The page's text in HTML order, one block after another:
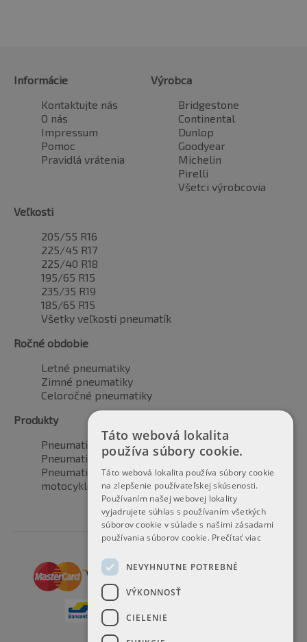
Informácie
Kontaktujte nás
O nás
Impressum
Pomoc
Pravidlá vrátenia
Výrobca
Bridgestone
Continental
Dunlop
Goodyear
Michelin
Pirelli
Všetci výrobcovia
Veľkosti
205/55 R16
225/45 R17
225/40 R18
195/65 R15
235/35 R19
185/65 R15
Všetky veľkosti pneumatík
Ročné obdobie
Letné pneumatiky
Zimné pneumatiky
Celoročné pneumatiky
Produkty
Pneumatiky pre automobily
Pneumatiky pre SUV / 4x4
Pneumatiky pre dodávku
motocyklové pneumatiky
Táto webová lokalita
používa súbory cookie.
Táto webová lokalita používa súbory cookie
na zlepšenie používateľskej skúsenosti.
Používaním našej webovej lokality
vyjadrujete súhlas s používaním všetkých
súborov cookie v súlade s našimi zásadami
používania súborov cookie. Prečítať viac
NEVYHNUTNE POTREBNÉ
VÝKONNOSŤ
CIELENIE